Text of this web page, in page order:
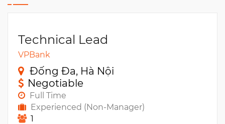
Technical Lead
VPBank
Đống Đa, Hà Nội
Negotiable
Full Time
Experienced (Non-Manager)
1